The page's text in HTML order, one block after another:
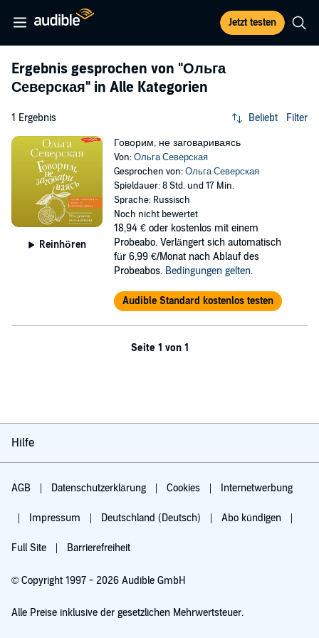
Jetzt testen
Ergebnis gesprochen von "Ольга
Северская" in Alle Kategorien
1 Ergebnis Beliebt Filter
Reinhören
Говорим, не заговариваясь
Von:Ольга Северская
Gesprochen von:Ольга Северская
Spieldauer: 8 Std. und 17 Min.
Sprache: Russisch
Noch nicht bewertet
18,94 € oder kostenlos mit einem
Probeabo. Verlängert sich automatisch
für 6,99 €/Monat nach Ablauf des
Probeabos. Bedingungen gelten.
Audible Standard kostenlos testen
Seite 1 von 1
Hilfe
AGB Datenschutzerklärung Cookies Internetwerbung
Impressum Deutschland (Deutsch) Abo kündigen
Full Site Barrierefreiheit
© Copyright 1997 - 2026 Audible GmbH
Alle Preise inklusive der gesetzlichen Mehrwertsteuer.